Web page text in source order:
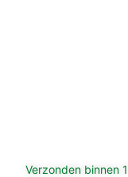
Verzonden binnen